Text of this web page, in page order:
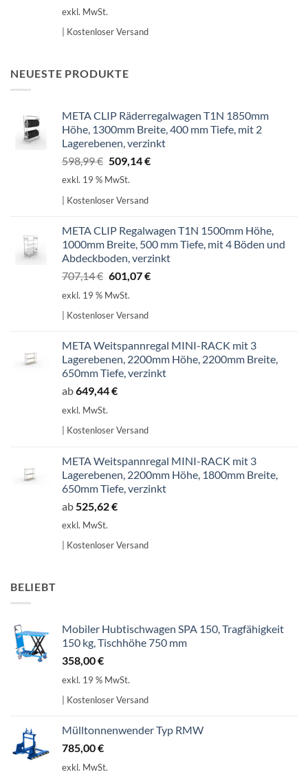
exkl. MwSt.
| Kostenloser Versand
NEUESTE PRODUKTE
META CLIP Räderregalwagen T1N 1850mm
Höhe, 1300mm Breite, 400 mm Tiefe, mit 2
Lagerebenen, verzinkt
598,99€ Ursprünglicher
Preis
598,99 €
509,14€Aktueller
exkl. 19 % MwSt.
| Kostenloser Versand
META CLIP Regalwagen T1N 1500mm Höhe,
1000mm Breite, 500 mm Tiefe, mit 4 Böden und
Abdeckboden, verzinkt
707,14€ Ursprünglicher
Preis
707,14 €
601,07€Aktueller
exkl. 19 % MwSt.
| Kostenloser Versand
META Weitspannregal MINI-RACK mit 3
Lagerebenen, 2200mm Höhe, 2200mm Breite,
650mm Tiefe, verzinkt
ab649,44€
exkl. MwSt.
| Kostenloser Versand
META Weitspannregal MINI-RACK mit 3
Lagerebenen, 2200mm Höhe, 1800mm Breite,
650mm Tiefe, verzinkt
ab 525,62€
exkl. MwSt.
| Kostenloser Versand
BELIEBT
Mobiler Hubtischwagen SPA 150, Tragfähigkeit
150 kg, Tischhöhe 750 mm
358,00€
exkl. 19 % MwSt.
| Kostenloser Versand
Mülltonnenwender Typ RMW
785,00€
exkl. MwSt.